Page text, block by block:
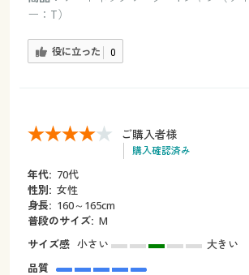
ー：T）
役に立った 0
ご購入者様
購入確認済み
年代: 70代
性別: 女性
身長: 160～165cm
普段のサイズ: М
サイズ感 小さい
大きい
品質